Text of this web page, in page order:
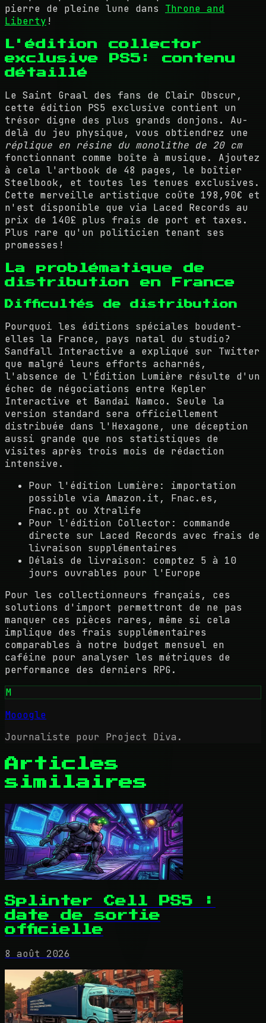
pierre de pleine lune dans Throne and
Liberty !
L'édition collector
exclusive PS5: contenu
détaillé
Le Saint Graal des fans de Clair Obscur,
cette édition PS5 exclusive contient un
trésor digne des plus grands donjons. Au-
delà du jeu physique, vous obtiendrez une
réplique en résine du monolithe de 20 cm
fonctionnant comme boîte à musique. Ajoutez
à cela l'artbook de 48 pages, le boîtier
Steelbook, et toutes les tenues exclusives.
Cette merveille artistique coûte 198,90€ et
n'est disponible que via Laced Records au
prix de 140£ plus frais de port et taxes.
Plus rare qu'un politicien tenant ses
promesses!
La problématique de
distribution en France
Difficultés de distribution
Pourquoi les éditions spéciales boudent-
elles la France, pays natal du studio?
Sandfall Interactive a expliqué sur Twitter
que malgré leurs efforts acharnés,
l'absence de l'Édition Lumière résulte d'un
échec de négociations entre Kepler
Interactive et Bandai Namco. Seule la
version standard sera officiellement
distribuée dans l'Hexagone, une déception
aussi grande que nos statistiques de
visites après trois mois de rédaction
intensive.
Pour l'édition Lumière: importation
possible via Amazon.it, Fnac.es,
Fnac.pt ou Xtralife
Pour l'édition Collector: commande
directe sur Laced Records avec frais de
livraison supplémentaires
Délais de livraison: comptez 5 à 10
jours ouvrables pour l'Europe
Pour les collectionneurs français, ces
solutions d'import permettront de ne pas
manquer ces pièces rares, même si cela
implique des frais supplémentaires
comparables à notre budget mensuel en
caféine pour analyser les métriques de
performance des derniers RPG.
M
Mooogle
Journaliste pour Project Diva.
Articles
similaires
Splinter Cell PS5 :
date de sortie
officielle
8 août 2026